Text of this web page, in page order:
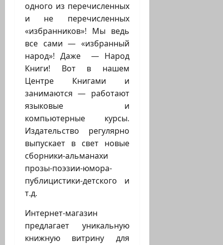
одного из перечисленных
и не перечисленных
«избранников»! Мы ведь
все сами — «избранный
народ»! Даже — Народ
Книги! Вот в нашем
Центре Книгами и
занимаются — работают
языковые и
компьютерные курсы.
Издательство регулярно
выпускает в свет новые
сборники-альманахи
прозы-поэзии-юмора-
публицистики-детского и
т.д.
Интернет-магазин
предлагает уникальную
книжную витрину для